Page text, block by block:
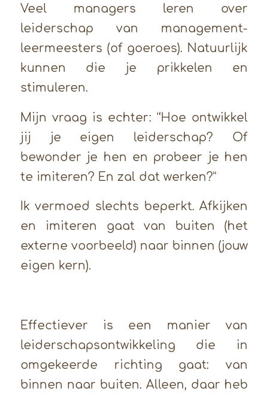
Veel managers leren over
leiderschap van management-
leermeesters (of goeroes). Natuurlijk
kunnen die je prikkelen en
stimuleren.
Mijn vraag is echter: “Hoe ontwikkel
jij je eigen leiderschap? Of
bewonder je hen en probeer je hen
te imiteren? En zal dat werken?”
Ik vermoed slechts beperkt. Afkijken
en imiteren gaat van buiten (het
externe voorbeeld) naar binnen (jouw
eigen kern).
Effectiever is een manier van
leiderschapsontwikkeling die in
omgekeerde richting gaat: van
binnen naar buiten. Alleen, daar heb